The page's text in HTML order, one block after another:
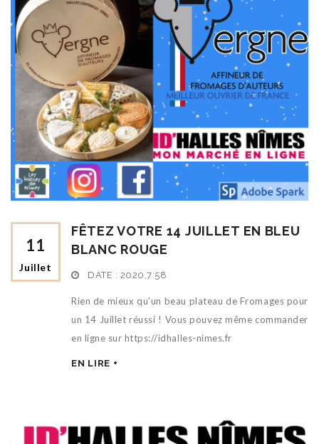
11
Juillet
FÊTEZ VOTRE 14 JUILLET EN BLEU
BLANC ROUGE
DATE : 2020,7:58
Rien de mieux qu'un beau plateau de Fromages pour
un 14 Juillet réussi ! Vous pouvez même commander
en ligne sur https://idhalles-nimes.fr
EN LIRE +